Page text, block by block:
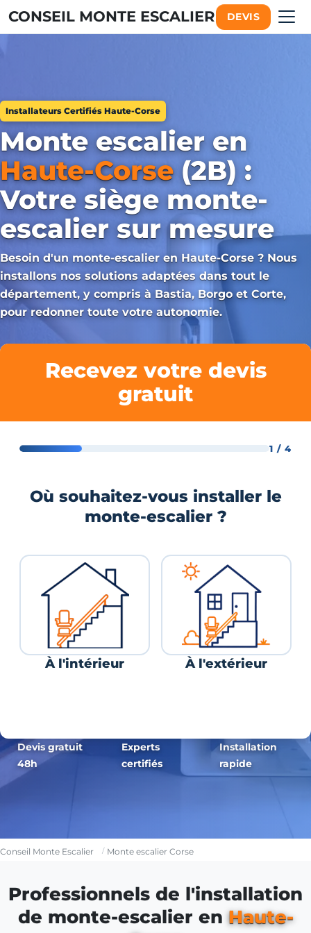
CONSEIL MONTE ESCALIER DEVIS
Installateurs Certifiés Haute-Corse
Monte escalier en
Haute-Corse(2B) :
Votre siège monte-
escalier sur mesure
Besoin d'un monte-escalier en Haute-Corse ? Nous
installons nos solutions adaptées dans tout le
département, y compris à Bastia, Borgo et Corte,
pour redonner toute votre autonomie.
Recevez votre devis
gratuit
1 / 4
Où souhaitez-vous installer le
monte-escalier ?
À l'intérieur À l'extérieur
Devis gratuit
48h
Experts
certifiés
Installation
rapide
Conseil Monte Escalier Monte escalier Corse
Professionnels de l'installation
de monte-escalier enHaute-